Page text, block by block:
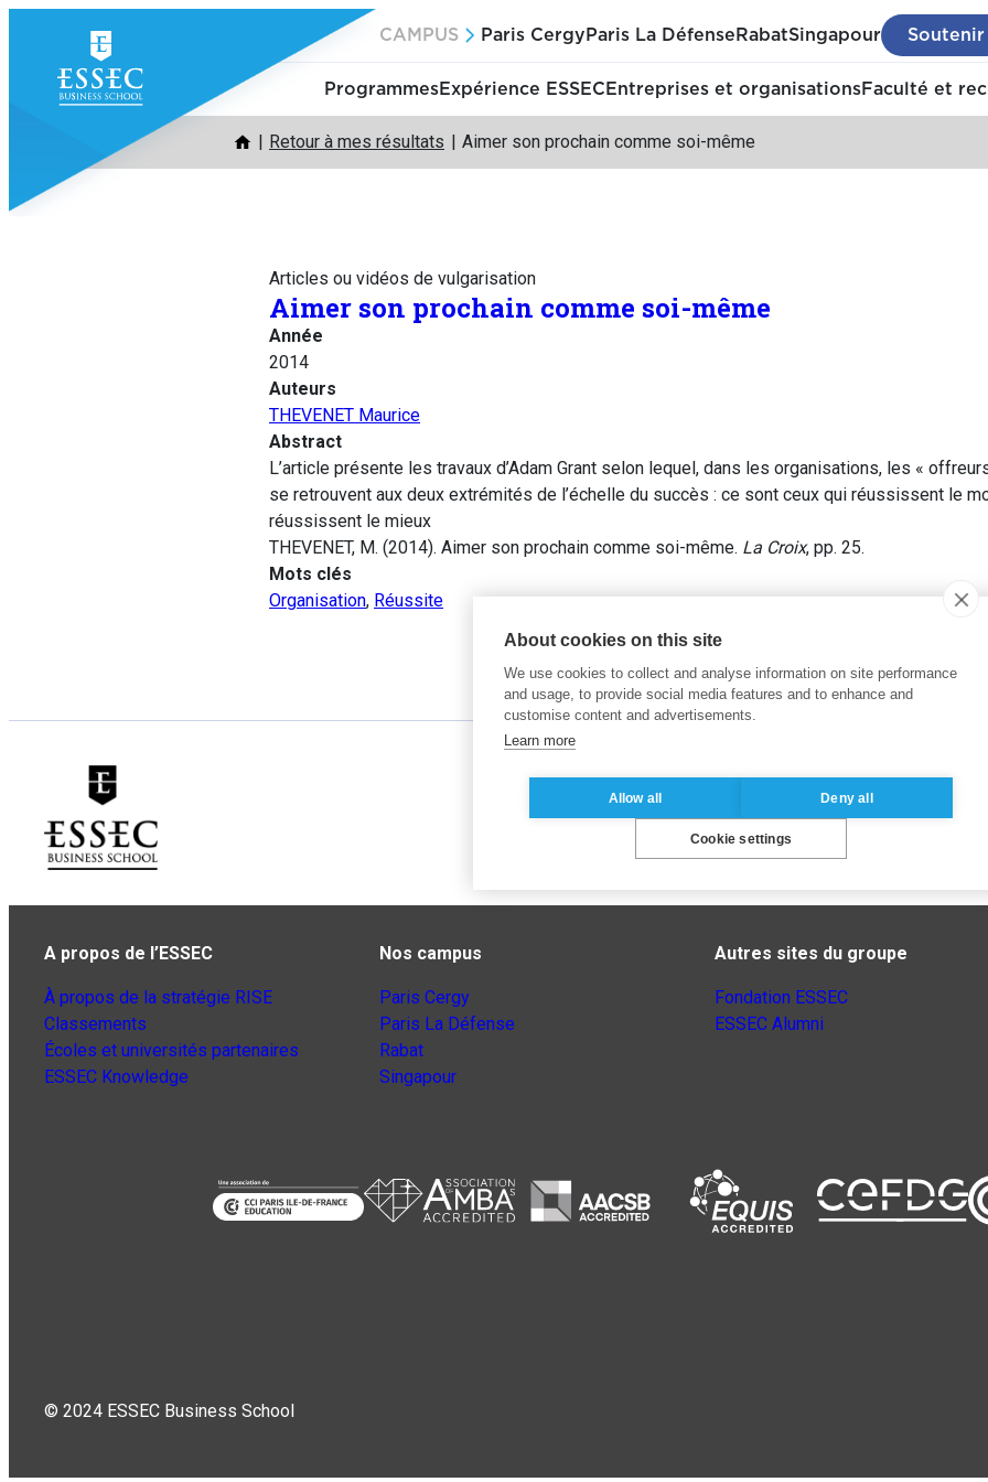
contenu
CAMPUS Paris Cergy Paris La Défense RabatSingapour Soutenir
ProgrammesExpérience ESSEC Entreprises et organisationsFaculté et
Retour à mes résultats Aimer son prochain comme soi-même
Articles ou vidéos de vulgarisation
Aimer son prochain comme soi-même
Année
2014
Auteurs
THEVENET Maurice
Abstract
L’article présente les travaux d’Adam Grant selon lequel, dans les organisations, les «
se retrouvent aux deux extrémités de l’échelle du succès : ce sont ceux qui réussissent le
réussissent le mieux
THEVENET, M. (2014). Aimer son prochain comme soi-même. La Croix, pp. 25.
Mots clés
Organisation, Réussite
A propos de l’ESSEC
À propos de la stratégie RISE
Classements
Écoles et universités partenaires
ESSEC Knowledge
Nos campus
Paris Cergy
Paris La Défense
Rabat
Singapour
Autres sites du groupe
Fondation ESSEC
ESSEC Alumni
© 2024 ESSEC Business School
About cookies on this site
We use cookies to collect and analyse information on site performance
and usage, to provide social media features and to enhance and
customise content and advertisements.
Learn more
Allow all Deny all
Cookie settings